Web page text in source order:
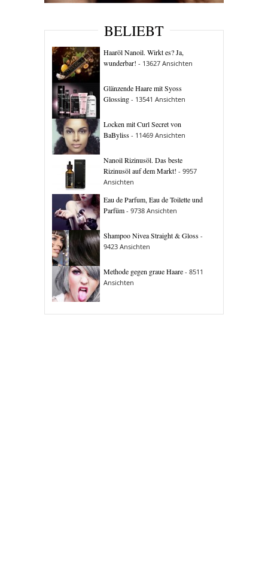
BELIEBT
Haaröl Nanoil. Wirkt es? Ja,
wunderbar! - 13627 Ansichten
Glänzende Haare mit Syoss
Glossing - 13541 Ansichten
Locken mit Curl Secret von
BaByliss - 11469 Ansichten
Nanoil Rizinusöl. Das beste
Rizinusöl auf dem Markt! - 9957
Ansichten
Eau de Parfum, Eau de Toilette und
Parfüm - 9738 Ansichten
Shampoo Nivea Straight & Gloss -
9423 Ansichten
Methode gegen graue Haare - 8511
Ansichten